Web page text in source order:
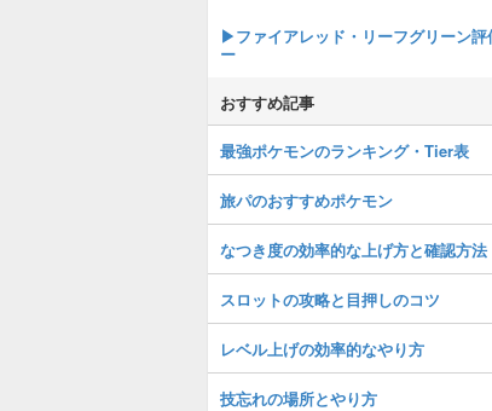
▶︎ファイアレッド・リーフグリーン評
ー
おすすめ記事
最強ポケモンのランキング・Tier表
旅パのおすすめポケモン
なつき度の効率的な上げ方と確認方法
スロットの攻略と目押しのコツ
レベル上げの効率的なやり方
技忘れの場所とやり方